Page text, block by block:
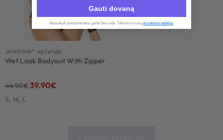
„Wetlook“ apranga
Wet Look Bodysuit With Zipper
44.90€39.90€
S, M, L
Gauti dovaną
Atsisakyti prenumeratos galite bet kada. Taikoma mūsų privatumo politika.​